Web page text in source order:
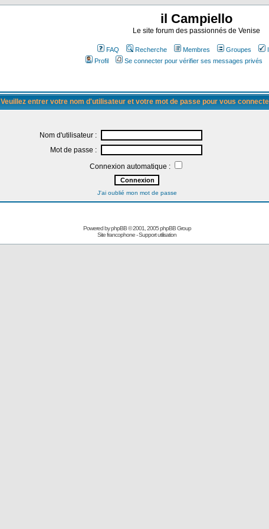
il Campiello
Le site forum des passionnés de Venise
FAQ Recherche Membres Groupes
Profil
Se connecter pour vérifier ses messages privés
Veuillez entrer votre nom d'utilisateur et votre mot de passe pour vous
Nom d'utilisateur :
Mot de passe :
Connexion automatique :
J'ai oublié mon mot de passe
Powered byphpBB© 2001, 2005 phpBB Group
Site francophone-Support utilisation